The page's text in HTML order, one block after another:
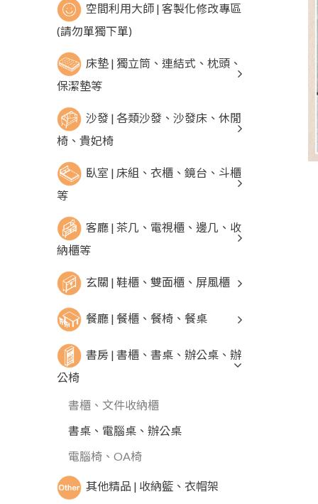
空間利用大師 | 客製化修改專區
(請勿單獨下單)
床墊 | 獨立筒、連結式、枕頭、
保潔墊等
沙發 | 各類沙發、沙發床、休閒
椅、貴妃椅
臥室 | 床組、衣櫃、鏡台、斗櫃
等
客廳 | 茶几、電視櫃、邊几、收
納櫃等
玄關 | 鞋櫃、雙面櫃、屏風櫃
餐廳 | 餐櫃、餐椅、餐桌
書房 | 書櫃、書桌、辦公桌、辦
公椅
書櫃、文件收納櫃
書桌、電腦桌、辦公桌
電腦椅、OA椅
其他精品 | 收納籃、衣帽架